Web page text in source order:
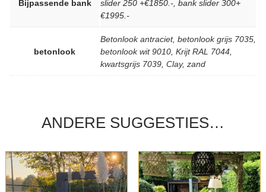
Bijpassende bank
slider 250 +€1850.-, bank slider 300+
€1995.-
betonlook
Betonlook antraciet, betonlook grijs 7035
betonlook wit 9010 Krijt RAL 7044
kwartsgrijs 7039 Clay, zand
ANDERE SUGGESTIES…